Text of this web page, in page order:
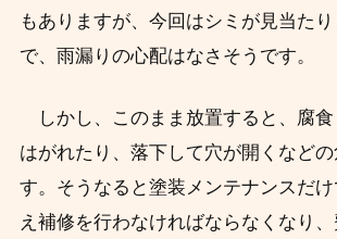
もありますが、今回はシミが見当た
で、雨漏りの心配はなさそうです。
しかし、このまま放置すると、腐
はがれたり、落下して穴が開くなど
す。 そうなると塗装メンテナンスだ
え補修を行わなければならなくなり